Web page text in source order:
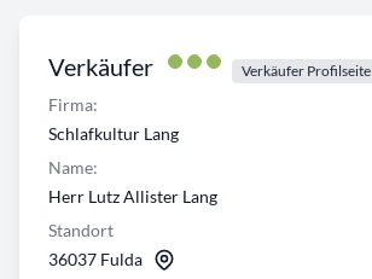
Verkäufer Verkäufer Profilseite
Firma:
Schlafkultur Lang
Name:
Herr Lutz Allister Lang
Standort
36037 Fulda